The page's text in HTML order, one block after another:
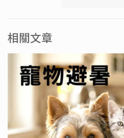
相關文章